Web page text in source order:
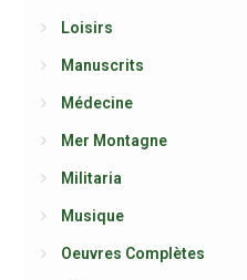
Loisirs
Manuscrits
Médecine
Mer Montagne
Militaria
Musique
Oeuvres Complètes